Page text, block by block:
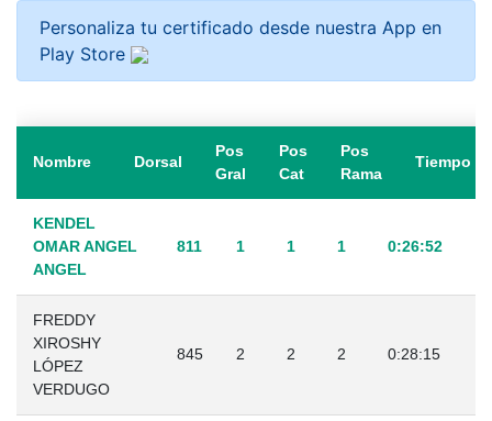
Personaliza tu certificado desde nuestra App en
Play Store
Nombre Dorsal
Pos
Gral
Pos
Cat
Pos
Rama
Tiempo
KENDEL
OMAR ANGEL
ANGEL
811 1 1 1 0:26:52
FREDDY
XIROSHY
LÓPEZ
VERDUGO
845 2 2 2 0:28:15